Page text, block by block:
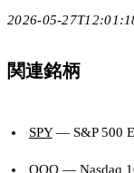
2026-05-
関連銘柄
SPY— S&P 500
QQQ— Nasdaq